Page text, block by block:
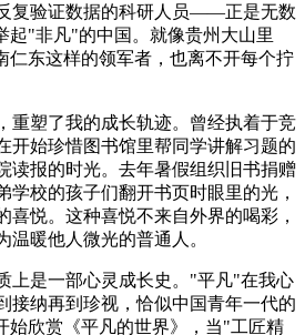
复验证数据的科研人员——正是无数
起"非凡"的中国。就像贵州大山里
仁东这样的领军者，也离不开每个拧
塑了我的成长轨迹。曾经执着于竞
开始珍惜图书馆里帮同学讲解习题的
读报的时光。去年暑假组织旧书捐赠
学校的孩子们翻开书页时眼里的光，
喜悦。这种喜悦不来自外界的喝彩，
温暖他人微光的普通人。
是一部心灵成长史。"平凡"在我心
接纳再到珍视，恰似中国青年一代的
始欣赏《平凡的世界》，当"工匠精